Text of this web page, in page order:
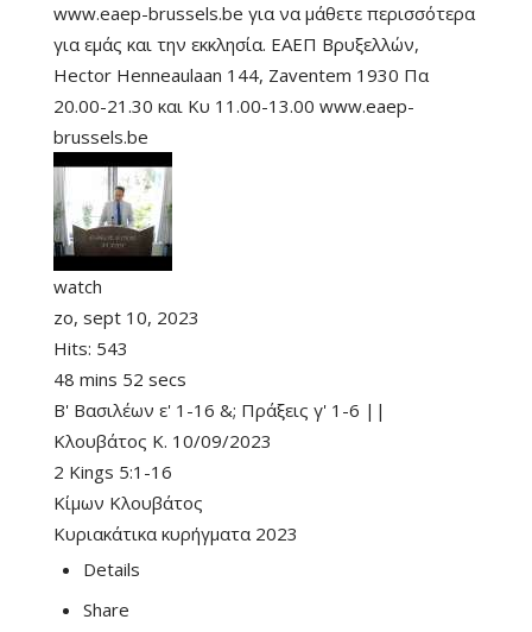
www.eaep-brussels.be για να μάθετε περισσότερα
για εμάς και την εκκλησία. ΕΑΕΠ Βρυξελλών,
Hector Henneaulaan 144, Zaventem 1930 Πα
20.00-21.30 και Κυ 11.00-13.00 www.eaep-
brussels.be
watch
zo, sept 10, 2023
Hits: 543
48 mins 52 secs
Β' Βασιλέων ε' 1-16 &; Πράξεις γ' 1-6 ||
Κλουβάτος Κ. 10/09/2023
2 Kings 5:1-16
Κίμων Κλουβάτος
Κυριακάτικα κυρήγματα 2023
Details
Share